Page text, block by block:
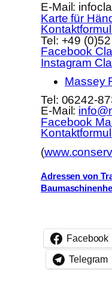
E-Mail:
Karte für
Tel: +49
Facebook
Instagram
Massey
Tel: 06242-
E-Mail:
Facebook
(
Adressen von
Facebook
Telegram